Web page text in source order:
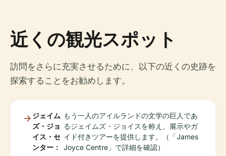
近くの観光スポット
訪問をさらに充実させるために、以下の近くの史跡を
探索することをお勧めします。
ジェイム
ズ・ジョ
イス・セ
ンター：
もう一人のアイルランドの文学の巨人であ
るジェイムズ・ジョイスを称え、展示やガ
イド付きツアーを提供します。（「James
Joyce Centre」で詳細を確認）